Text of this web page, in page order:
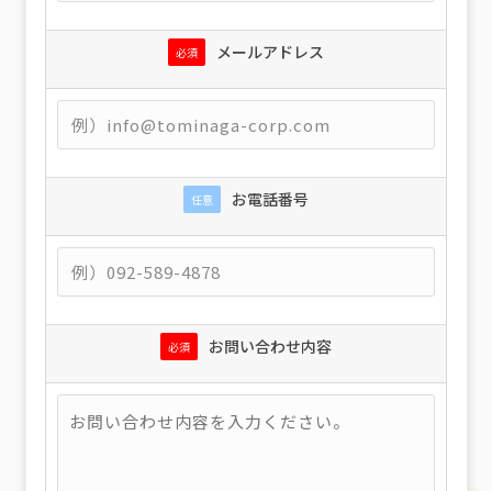
必須 メールアドレス
任意 お電話番号
必須 お問い合わせ内容